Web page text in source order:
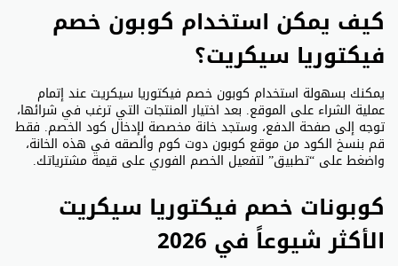
كيف يمكن استخدام كوبون خصم
فيكتوريا سيكريت؟
يمكنك بسهولة استخدام كوبون خصم فيكتوريا سيكريت عند إتمام
عملية الشراء على الموقع. بعد اختيار المنتجات التي ترغب في شرائها،
توجه إلى صفحة الدفع، وستجد خانة مخصصة لإدخال كود الخصم. فقط
قم بنسخ الكود من موقع كوبون دوت كوم وألصقه في هذه الخانة،
واضغط على “تطبيق” لتفعيل الخصم الفوري على قيمة مشترياتك.
كوبونات خصم فيكتوريا سيكريت
الأكثر شيوعاً في 2026